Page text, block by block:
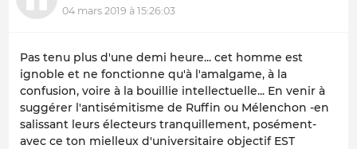
04 mars 2019 à 15:26:03
Pas tenu plus d'une demi heure... cet homme est
ignoble et ne fonctionne qu'à l'amalgame, à la
confusion, voire à la bouillie intellectuelle... En venir à
suggérer l'antisémitisme de Ruffin ou Mélenchon -en
salissant leurs électeurs tranquillement, posément-
avec ce ton mielleux d'universitaire objectif EST